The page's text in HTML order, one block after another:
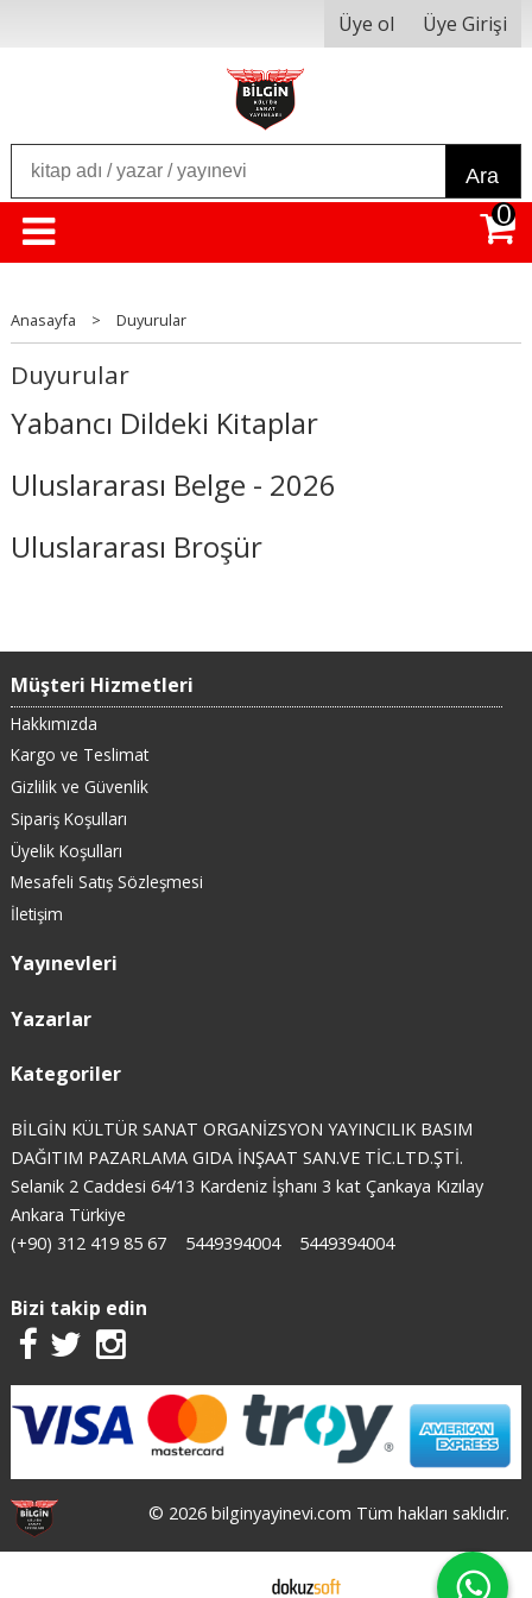
Üye ol Üye Girişi
Ara
0
Anasayfa > Duyurular
Duyurular
Yabancı Dildeki Kitaplar
Uluslararası Belge - 2026
Uluslararası Broşür
Müşteri Hizmetleri
Hakkımızda
Kargo ve Teslimat
Gizlilik ve Güvenlik
Sipariş Koşulları
Üyelik Koşulları
Mesafeli Satış Sözleşmesi
İletişim
Yayınevleri
Yazarlar
Kategoriler
BİLGİN KÜLTÜR SANAT ORGANİZSYON YAYINCILIK BASIM
DAĞITIM PAZARLAMA GIDA İNŞAAT SAN.VE TİC.LTD.ŞTİ.
Selanik 2 Caddesi 64/13 Kardeniz İşhanı 3 kat Çankaya Kızılay
Ankara Türkiye
(+90) 312 419 85 67
5449394004 5449394004
Bizi takip edin
© 2026 bilginyayinevi.com Tüm hakları saklıdır.